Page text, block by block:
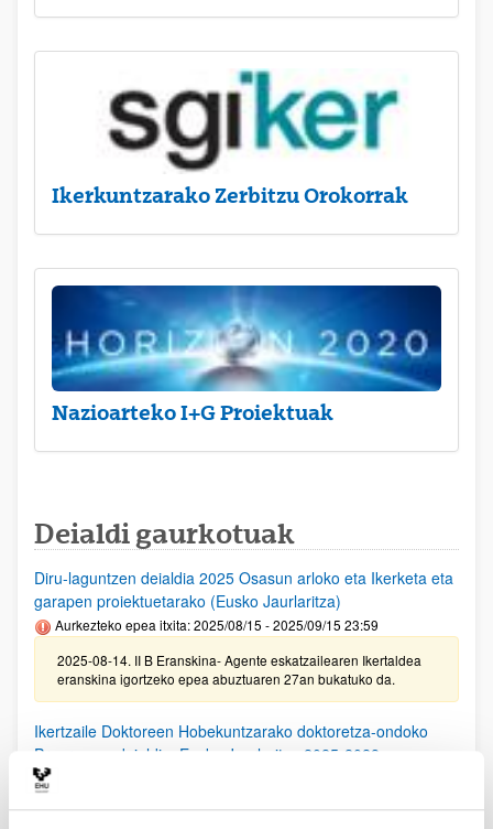
Ikerkuntzarako Zerbitzu Orokorrak
Nazioarteko I+G Proiektuak
Deialdi gaurkotuak
Diru-laguntzen deialdia 2025 Osasun arloko eta Ikerketa eta
garapen proiektuetarako (Eusko Jaurlaritza)
Aurkezteko epea itxita: 2025/08/15 - 2025/09/15 23:59
2025-08-14. II B Eranskina- Agente eskatzailearen Ikertaldea
eranskina igortzeko epea abuztuaren 27an bukatuko da.
Ikertzaile Doktoreen Hobekuntzarako doktoretza-ondoko
Programen deialdia, Eusko Jaurlaritza 2025-2028
25/08/25. EHUko konpromiso agiria lortzeko epea 2025/09/10